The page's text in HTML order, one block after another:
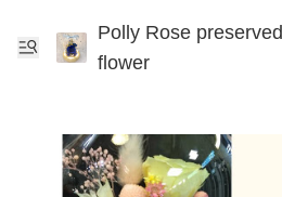
Polly Rose preserved
flower